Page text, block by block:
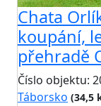
Chata
koupání,
přehradě
Číslo objektu:
Táborsko (34,5